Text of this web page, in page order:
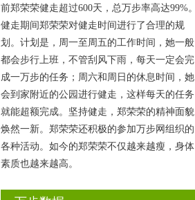
前郑荣荣健走超过600天，总万步率高达99%。
健走期间郑荣荣对健走时间进行了合理的规
划。计划是，周一至周五的工作时间，她一般
都会步行上班，不管刮风下雨，每天一定会完
成一万步的任务；周六和周日的休息时间，她
会到家附近的公园进行健走，这样每天的任务
就能超额完成。坚持健走，郑荣荣的精神面貌
焕然一新。郑荣荣还积极的参加万步网组织的
各种活动。如今的郑荣荣不仅越来越瘦，身体
素质也越来越高。